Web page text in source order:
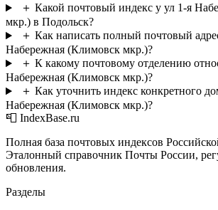
＋ Какой почтовый индекс у ул 1-я
мкр.) в Подольск?
＋ Как написать полный почтовый
Набережная (Климовск мкр.)?
＋ К какому почтовому отделению
Набережная (Климовск мкр.)?
＋ Как уточнить индекс конкретного
Набережная (Климовск мкр.)?
📮 IndexBase.ru
Полная база почтовых индексов
Эталонный справочник Почты России,
обновления.
Разделы